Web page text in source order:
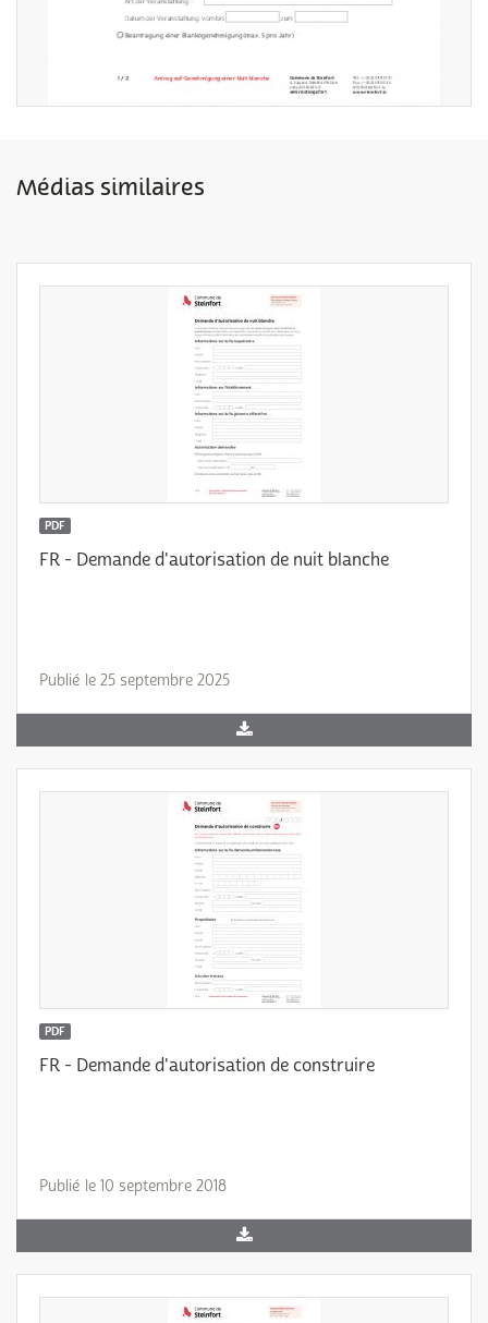
Médias similaires
PDF
FR - Demande d'autorisation de nuit blanche
Publié le 25 septembre 2025
PDF
FR - Demande d'autorisation de construire
Publié le 10 septembre 2018